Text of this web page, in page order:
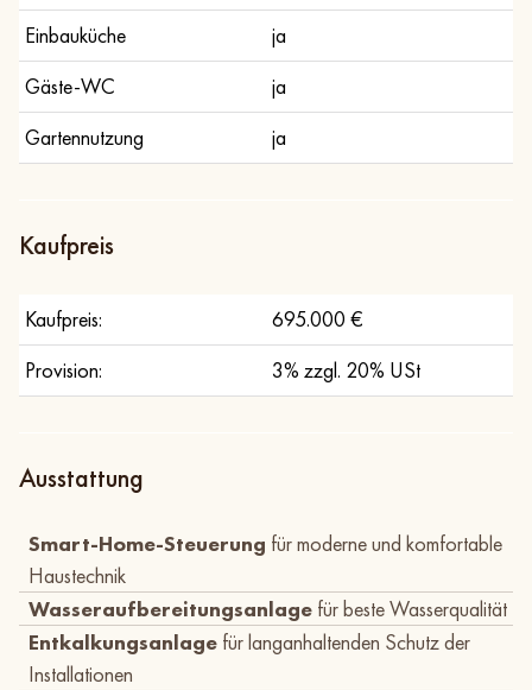
Einbauküche
ja
Gäste-WC
ja
Gartennutzung
ja
Kaufpreis
Kaufpreis:
695.000 €
Provision:
3% zzgl. 20% USt
Ausstattung
Smart-Home-Steuerung für moderne und komfortable
Haustechnik
Wasseraufbereitungsanlage für beste Wasserqualität
Entkalkungsanlage für langanhaltenden Schutz der
Installationen